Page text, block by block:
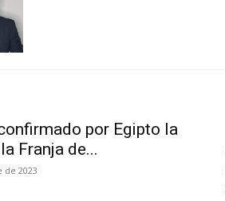
por Egipto la
Franja de...
2023